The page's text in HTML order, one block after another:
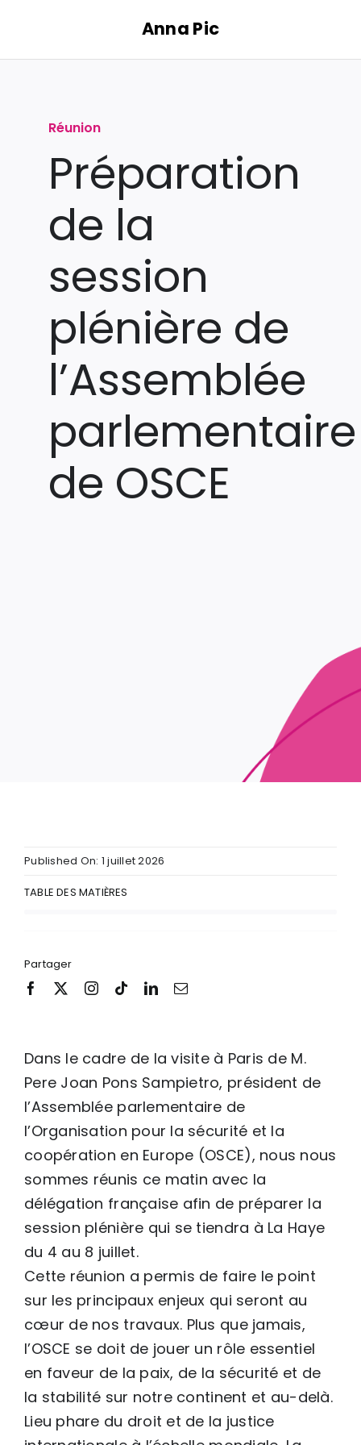
contenu
Anna Pic
Réunion
Préparation
de la
session
plénière de
l’Assemblée
parlementaire
de OSCE
Published On: 1 juillet 2026
TABLE DES MATIÈRES
Partager
Dans le cadre de la visite à Paris de M.
Pere Joan Pons Sampietro, président de
l’Assemblée parlementaire de
l’Organisation pour la sécurité et la
coopération en Europe (OSCE), nous nous
sommes réunis ce matin avec la
délégation française afin de préparer la
session plénière qui se tiendra à La Haye
du 4 au 8 juillet.
Cette réunion a permis de faire le point
sur les principaux enjeux qui seront au
cœur de nos travaux. Plus que jamais,
l’OSCE se doit de jouer un rôle essentiel
en faveur de la paix, de la sécurité et de
la stabilité sur notre continent et au-delà.
Lieu phare du droit et de la justice